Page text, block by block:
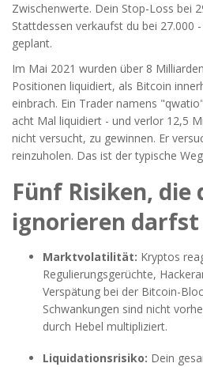
Zwischenwerte. Dein Stop-Loss bei
Stattdessen verkaufst du bei 27.000
geplant.
Im Mai 2021 wurden über 8
Positionen liquidiert, als Bitcoin
einbrach. Ein Trader namens
acht Mal liquidiert - und verlor 12,5
nicht versucht, zu gewinnen. Er
reinzuholen. Das ist der typische
Fünf Risiken, die
ignorieren darfst
Marktvolatilität: Kryptos
Regulierungsgerüchte,
Verspätung bei der Bitcoin-
Schwankungen sind nicht
durch Hebel multipliziert.
Liquidationsrisiko: Dein